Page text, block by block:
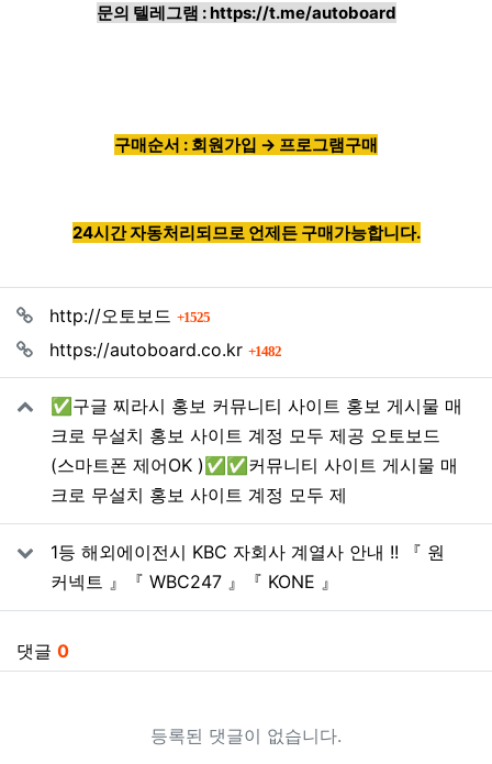
문의 텔레그램 :https://t.me/autoboard
구매순서 : 회원가입 → 프로그램구매
24시간 자동처리되므로 언제든 구매가능합니다.
http://오토보드 1525회 연결
https://autoboard.co.kr
1482회 연결
✅구글 찌라시 홍보 커뮤니티 사이트 홍보 게시물 매
크로 무설치 홍보 사이트 계정 모두 제공 오토보드
(스마트폰 제어OK )✅✅커뮤니티 사이트 게시물 매
크로 무설치 홍보 사이트 계정 모두 제
1등 해외에이전시 KBC 자회사 계열사 안내 !! 『 원
커넥트 』『 WBC247 』『 KONE 』
댓글 0
등록된 댓글이 없습니다.